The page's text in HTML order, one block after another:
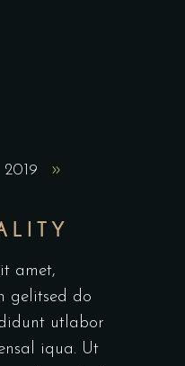
amet,
gelitsed do
utlabor
iqua. Ut